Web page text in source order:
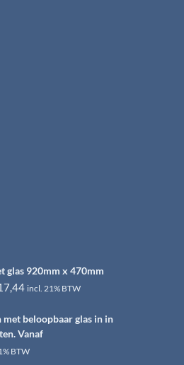
glas 920mm x 470mm
Huidige
is:
€4.917,44.
incl. 21% BTW
beloopbaar glas in in
Vanaf
BTW